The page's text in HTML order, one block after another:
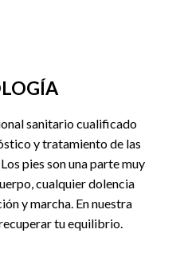
sanitario cualificado
y tratamiento de las
pies son una parte muy
cualquier dolencia
y marcha. En nuestra
tu equilibrio.